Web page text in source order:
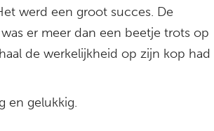
werd een groot succes. De
er meer dan een beetje trots op
de werkelijkheid op zijn kop had
en gelukkig.